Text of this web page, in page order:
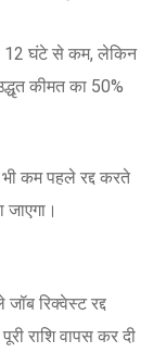
12 घंटे से कम, लेकिन
कीमत का 50%
कम पहले रद्द करते
रिक्वेस्ट रद्द
राशि वापस कर दी